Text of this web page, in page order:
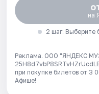
на
2 шаг. Выберите
Реклама. ООО "ЯНДЕКС
при покупке билетов от 3
Афише!